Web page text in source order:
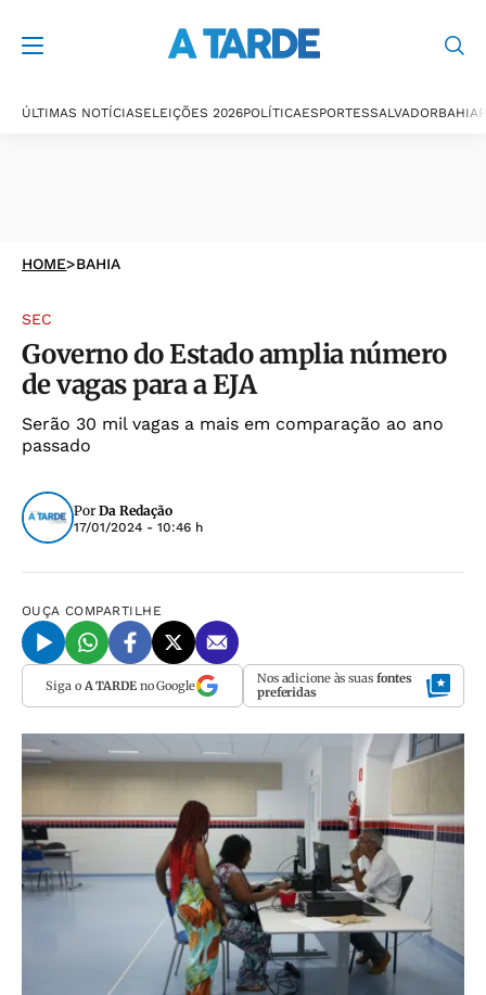
ÚLTIMAS NOTÍCIASELEIÇÕES 2026POLÍTICAESPORTESSALVADORBAHIA
HOME>BAHIA
SEC
Governo do Estado amplia número
de vagas para a EJA
Serão 30 mil vagas a mais em comparação ao ano
passado
Por Da Redação
17/01/2024 - 10:46 h
OUÇA COMPARTILHE
Siga o A TARDEno Google Nos adicione às suas fontes
preferidas